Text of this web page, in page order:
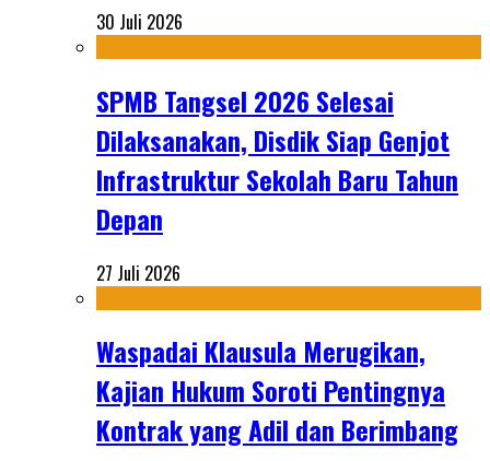
30 Juli 2026
SPMB Tangsel 2026 Selesai
Dilaksanakan, Disdik Siap Genjot
Infrastruktur Sekolah Baru Tahun
Depan
27 Juli 2026
Waspadai Klausula Merugikan,
Kajian Hukum Soroti Pentingnya
Kontrak yang Adil dan Berimbang